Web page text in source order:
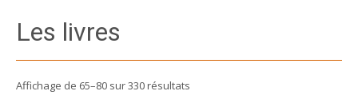
Les livres
Affichage de 65–80 sur 330 résultats